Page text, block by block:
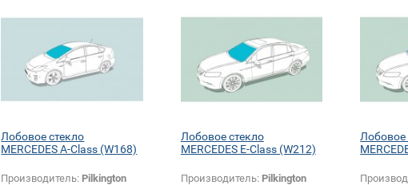
Лобовое стекло
MERCEDES A-Class (W168)
Производитель: Pilkington
Лобовое стекло
MERCEDES E-Class (W212)
Производитель: Pilkington
Лобовое